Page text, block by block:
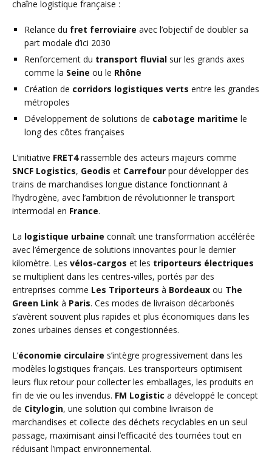
chaîne logistique française :
Relance du fret ferroviaire avec l’objectif de doubler sa
part modale d’ici 2030
Renforcement du transport fluvial sur les grands axes
comme la Seine ou le Rhône
Création de corridors logistiques verts entre les grandes
métropoles
Développement de solutions de cabotage maritime le
long des côtes françaises
L’initiative FRET4rassemble des acteurs majeurs comme
SNCF Logistics, Geodis et Carrefour pour développer des
trains de marchandises longue distance fonctionnant à
l’hydrogène, avec l’ambition de révolutionner le transport
intermodal en France.
La logistique urbaine connaît une transformation accélérée
avec l’émergence de solutions innovantes pour le dernier
kilomètre. Les vélos-cargos et les triporteurs électriques
se multiplient dans les centres-villes, portés par des
entreprises comme Les Triporteurs à Bordeaux ou The
Green Link à Paris. Ces modes de livraison décarbonés
s’avèrent souvent plus rapides et plus économiques dans les
zones urbaines denses et congestionnées.
L’économie circulaire s’intègre progressivement dans les
modèles logistiques français. Les transporteurs optimisent
leurs flux retour pour collecter les emballages, les produits en
fin de vie ou les invendus. FM Logistic a développé le concept
de Citylogin, une solution qui combine livraison de
marchandises et collecte des déchets recyclables en un seul
passage, maximisant ainsi l’efficacité des tournées tout en
réduisant l’impact environnemental.